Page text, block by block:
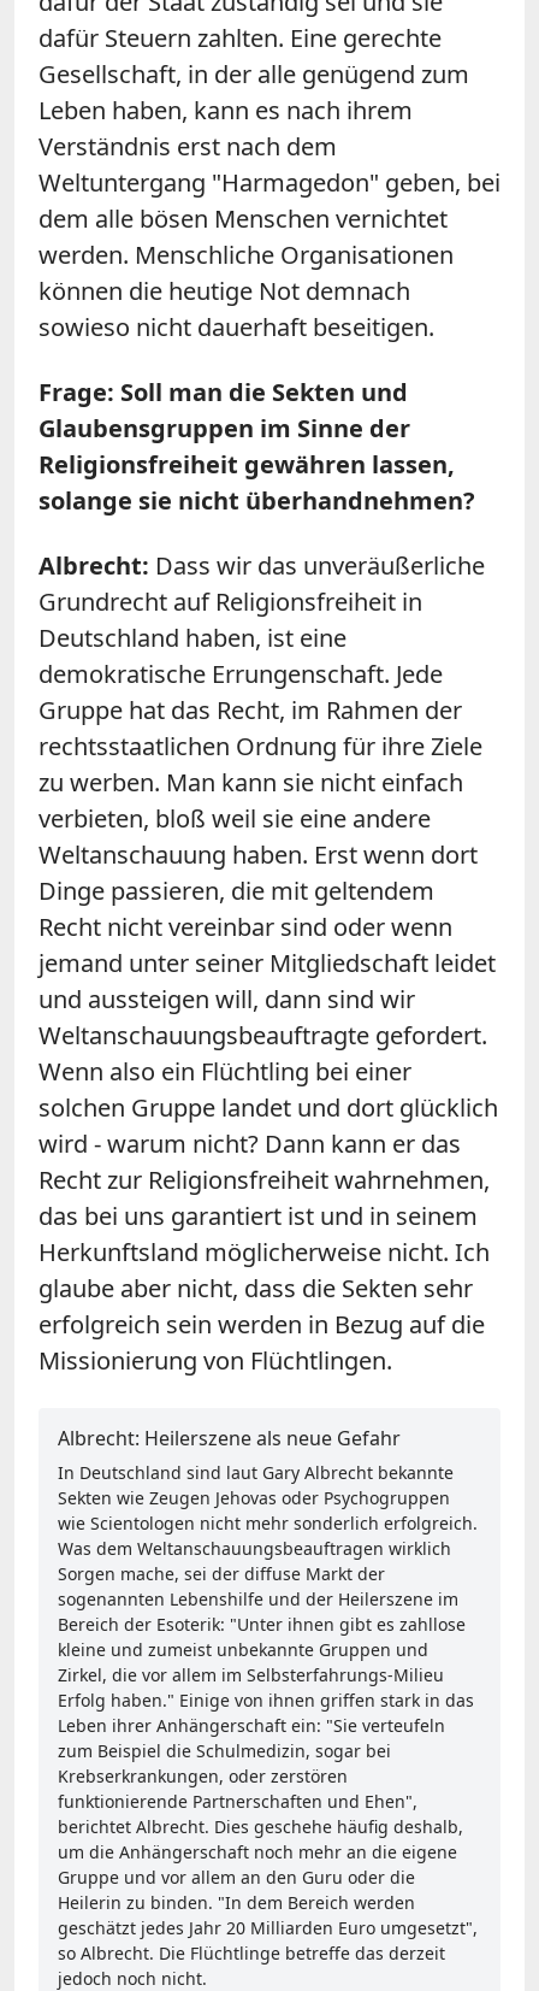
dafür Steuern zahlten. Eine gerechte
Gesellschaft, in der alle genügend zum
Leben haben, kann es nach ihrem
Verständnis erst nach dem
Weltuntergang "Harmagedon" geben, bei
dem alle bösen Menschen vernichtet
werden. Menschliche Organisationen
können die heutige Not demnach
sowieso nicht dauerhaft beseitigen.
Frage: Soll man die Sekten und
Glaubensgruppen im Sinne der
Religionsfreiheit gewähren lassen,
solange sie nicht überhandnehmen?
Albrecht: Dass wir das unveräußerliche
Grundrecht auf Religionsfreiheit in
Deutschland haben, ist eine
demokratische Errungenschaft. Jede
Gruppe hat das Recht, im Rahmen der
rechtsstaatlichen Ordnung für ihre Ziele
zu werben. Man kann sie nicht einfach
verbieten, bloß weil sie eine andere
Weltanschauung haben. Erst wenn dort
Dinge passieren, die mit geltendem
Recht nicht vereinbar sind oder wenn
jemand unter seiner Mitgliedschaft leidet
und aussteigen will, dann sind wir
Weltanschauungsbeauftragte gefordert.
Wenn also ein Flüchtling bei einer
solchen Gruppe landet und dort glücklich
wird - warum nicht? Dann kann er das
Recht zur Religionsfreiheit wahrnehmen,
das bei uns garantiert ist und in seinem
Herkunftsland möglicherweise nicht. Ich
glaube aber nicht, dass die Sekten sehr
erfolgreich sein werden in Bezug auf die
Missionierung von Flüchtlingen.
Albrecht: Heilerszene als neue Gefahr
In Deutschland sind laut Gary Albrecht bekannte
Sekten wie Zeugen Jehovas oder Psychogruppen
wie Scientologen nicht mehr sonderlich erfolgreich.
Was dem Weltanschauungsbeauftragen wirklich
Sorgen mache, sei der diffuse Markt der
sogenannten Lebenshilfe und der Heilerszene im
Bereich der Esoterik: "Unter ihnen gibt es zahllose
kleine und zumeist unbekannte Gruppen und
Zirkel, die vor allem im Selbsterfahrungs-Milieu
Erfolg haben." Einige von ihnen griffen stark in das
Leben ihrer Anhängerschaft ein: "Sie verteufeln
zum Beispiel die Schulmedizin, sogar bei
Krebserkrankungen, oder zerstören
funktionierende Partnerschaften und Ehen",
berichtet Albrecht. Dies geschehe häufig deshalb,
um die Anhängerschaft noch mehr an die eigene
Gruppe und vor allem an den Guru oder die
Heilerin zu binden. "In dem Bereich werden
geschätzt jedes Jahr 20 Milliarden Euro umgesetzt",
so Albrecht. Die Flüchtlinge betreffe das derzeit
jedoch noch nicht.